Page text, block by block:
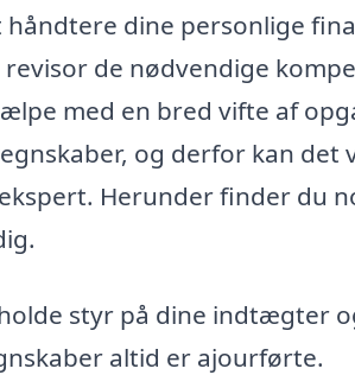
dine personlige
de nødvendige
med en bred vifte af
og derfor kan det
Herunder finder du
styr på dine indtægter
altid er ajourførte.